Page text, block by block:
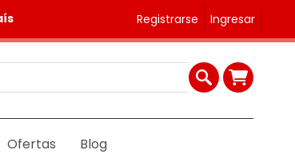
Registrarse Ingresar
Ofertas Blog